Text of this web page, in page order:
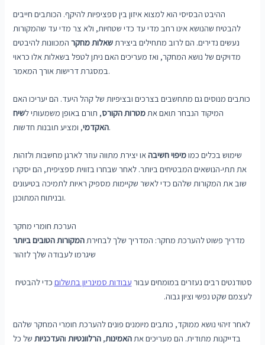
ההיבט הבסיסי הוא למצוא איזון בין ספציפיות להיקף. הכותבים חייבים
להבטיח שהנושא אינו רחב מדי עד כדי שטחיות, ולא צר מדי עד שהמקורות
נעשים נדירים. הם לרוב מתחילים ביצירת שאלות מחקרהמכוונות להיבטים
מדויקים של נושא המחקר, ואז מעריכים האם ניתן לטפל בשאלות אלו כראוי
במסגרת דרישות אורך המאמר.
כותבים מנוסים גם מתחשבים בצרכים ובציפיות של קהל היעד. הם יעריכו האם
המיקוד הנבחר תואם אתמטרות הקורס, תורם באופן משמעותי לשיח
האקדמי, ומציע תובנות חדשות.
שימוש בכלים כמומיפוי חשיבהאו יצירת מתווה עוזר לארגן מחשבות ולזהות
את תתי-הנושאים המבטיחים ביותר. לאחר שבחרו בזווית ספציפית, הם יסקרו
שוב את המקורות שלהם כדי לאשר שקיימות מספיק ראיות לתמיכה בטיעונים
ובניתוח המתוכנן.
הערכת חומרי מחקר
מדריך פשוט להערכת מחקר: המדריך שלך לבחירת המקורות הטובים ביותר
שיגרמו לעבודה שלך לזהור
סטודנטים רבים נעזרים במומחים עבור עבודות סמינריון בתשלום כדי להבטיח
לעצמם שקט נפשי וציון גבוה.
לאחר זיהוי נושא ממוקד, כותבים מיומנים פונים להערכת חומרי המחקר שלהם
בדייקנות מתודית. הם מעריכים אתהאמינות, הרלוונטיותוהעדכניותשל כל